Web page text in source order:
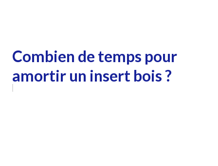
Combien de temps pour
amortir un insert bois ?